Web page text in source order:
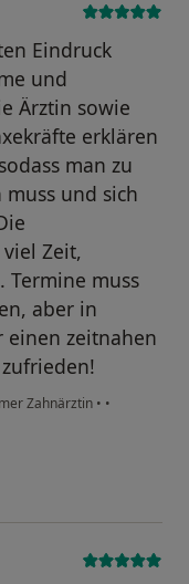
Eindruck
und
Ärztin sowie
erklären
man zu
und sich
Zeit,
Termine muss
aber in
einen zeitnahen
Zahnärztin • •